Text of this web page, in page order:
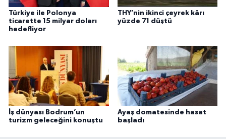
Türkiye ile Polonya
ticarette 15 milyar doları
hedefliyor
THY’nin ikinci çeyrek kârı
yüzde 71 düştü
İş dünyası Bodrum’un
turizm geleceğini konuştu
Ayaş domatesinde hasat
başladı